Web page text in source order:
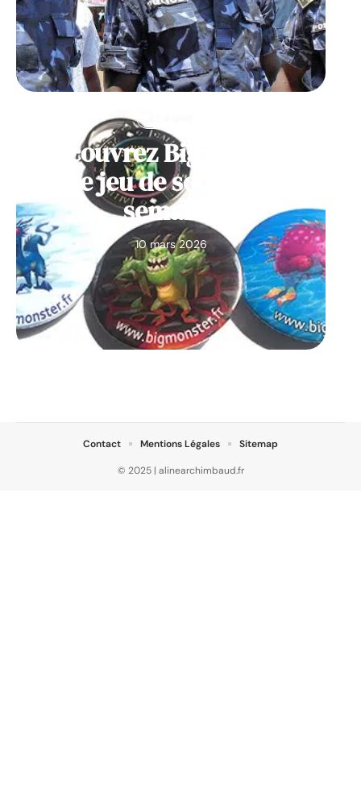
Découvrez Big Monster,
notre jeu de société de la
semaine
10 mars 2026
© 2025 | alinearchimbaud.fr
Contact Mentions Légales Sitemap